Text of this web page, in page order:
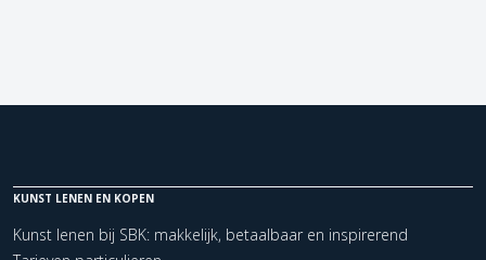
KUNST LENEN EN KOPEN
Kunst lenen bij SBK: makkelijk, betaalbaar en inspirerend